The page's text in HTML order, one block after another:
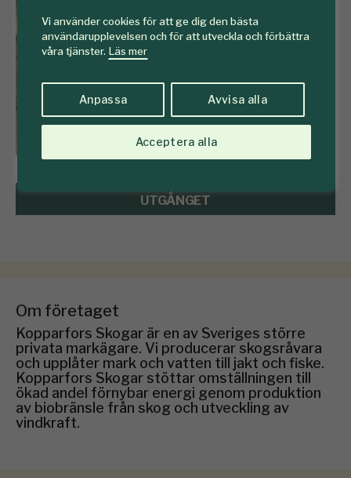
Vi använder cookies för att ge dig den bästa
användarupplevelsen och för att utveckla och förbättra
våra tjänster. Läs mer
Anpassa Avvisa alla
Acceptera alla
UTGÅNGET
Om företaget
Kopparfors Skogar är en av Sveriges större
privata markägare. Vi producerar skogsråvara
och upplåter mark och vatten till jakt och fiske.
Kopparfors Skogar stöttar omställningen till
ökad andel förnybar energi genom produktion
av biobränsle från skog och utveckling av
vindkraft.